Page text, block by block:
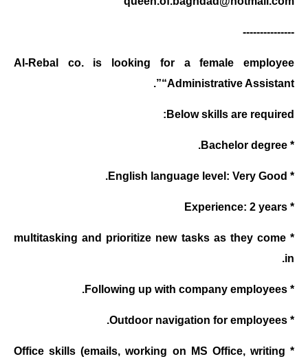
صحة وطب
العامة
---------------
Al-Rebal co. is looking for a female employee
“Administrative Assistant”.
Below skills are required:
* Bachelor degree.
* English language level: Very Good.
* Experience: 2 years
* multitasking and prioritize new tasks as they come
in.
* Following up with company employees.
* Outdoor navigation for employees.
* Office skills (emails, working on MS Office, writing